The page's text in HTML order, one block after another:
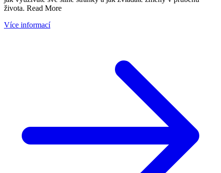
života. Read More
Více informací